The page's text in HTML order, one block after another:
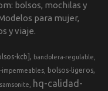
bolsos, mochilas y
para mujer,
y viaje.
kcb] bandolera-regulable
impermeables bolsos-ligeros
hq-calidad-